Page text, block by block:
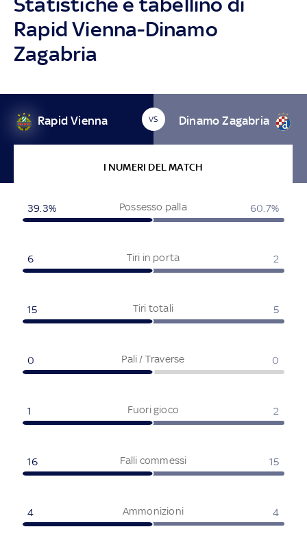
Rapid Vienna-Dinamo
Zagabria
Rapid Vienna VS Dinamo Zagabria
I NUMERI DEL MATCH
Possesso palla
39.3% 60.7%
Tiri in porta
6 2
Tiri totali
15 5
Pali / Traverse
0 0
Fuori gioco
1 2
Falli commessi
16 15
Ammonizioni
4 4